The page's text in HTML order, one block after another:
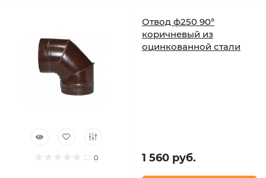
0
Отвод ф250 90°
коричневый из
оцинкованной стали
1 560 руб.